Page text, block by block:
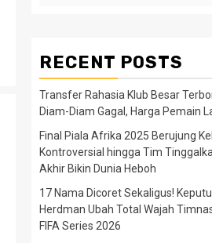
RECENT POSTS
Transfer Rahasia Klub Besar
Diam-Diam Gagal, Harga Pemain
Final Piala Afrika 2025 Berujung
Kontroversial hingga Tim
Akhir Bikin Dunia Heboh
17 Nama Dicoret Sekaligus!
Herdman Ubah Total Wajah
FIFA Series 2026